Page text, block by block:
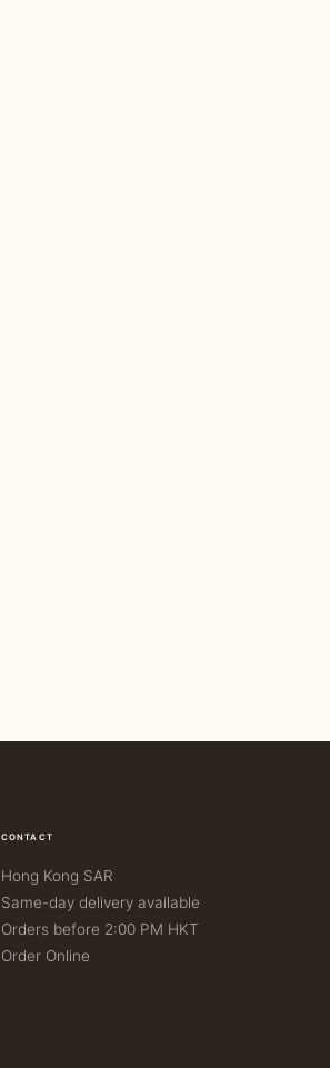
CONTACT
Hong Kong SAR
Same-day delivery available
Orders before 2:00 PM HKT
Order Online